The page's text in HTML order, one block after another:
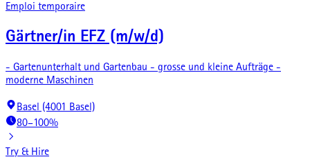
Emploi temporaire
Gärtner/in EFZ (m/w/d)
- Gartenunterhalt und Gartenbau - grosse und kleine Aufträge -
moderne Maschinen
Basel (4001 Basel)
80–100%
Try & Hire